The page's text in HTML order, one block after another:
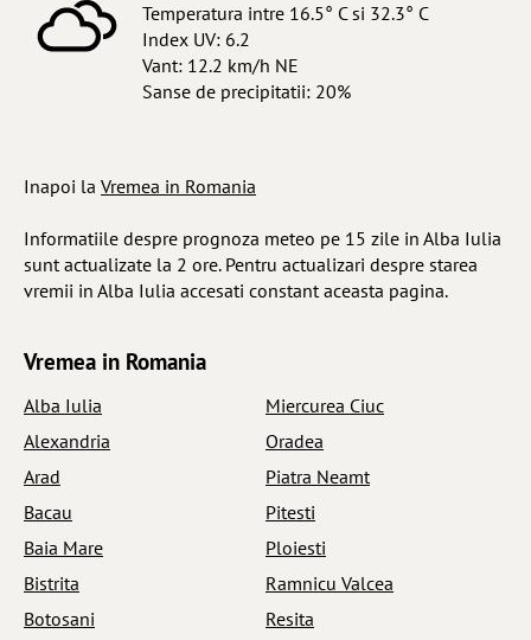
Temperatura intre 16.5° C si 32.3° C
Index UV: 6.2
Vant: 12.2 km/h NE
Sanse de precipitatii: 20%
Inapoi la Vremea in Romania
Informatiile despre prognoza meteo pe 15 zile in Alba Iulia
sunt actualizate la 2 ore. Pentru actualizari despre starea
vremii in Alba Iulia accesati constant aceasta pagina.
Vremea in Romania
Alba Iulia
Alexandria
Arad
Bacau
Baia Mare
Bistrita
Botosani
Miercurea Ciuc
Oradea
Piatra Neamt
Pitesti
Ploiesti
Ramnicu Valcea
Resita